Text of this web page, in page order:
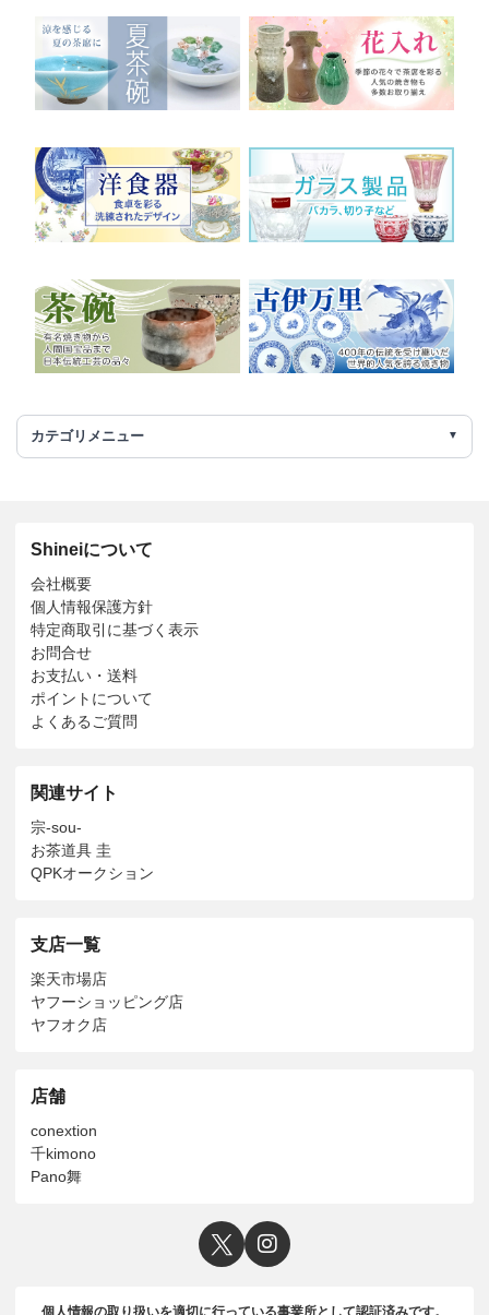
カテゴリメニュー
Shineiについて
会社概要
個人情報保護方針
特定商取引に基づく表示
お問合せ
お支払い・送料
ポイントについて
よくあるご質問
関連サイト
宗-sou-
お茶道具 圭
QPKオークション
支店一覧
楽天市場店
ヤフーショッピング店
ヤフオク店
店舗
conextion
千kimono
Pano舞
個人情報の取り扱いを適切に行っている事業所として認証済みです。